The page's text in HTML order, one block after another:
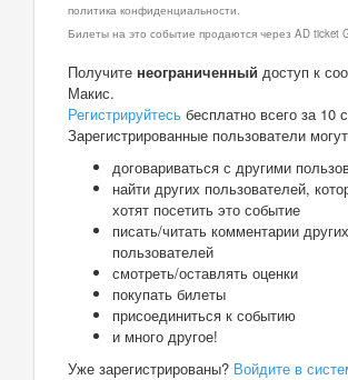
политика конфиденциальности.
Билеты на это событие продаются через AD ticket
Получите неограниченный доступ к
Макис.
Регистрируйтесь бесплатно всего за 10
Зарегистрированные пользователи
договариваться с другими
найти других пользователей,
хотят посетить это событие
писать/читать комментарии других
пользователей
смотреть/оставлять оценки
покупать билеты
присоединиться к событию
и много другое!
Уже зарегистрированы? Войдите в